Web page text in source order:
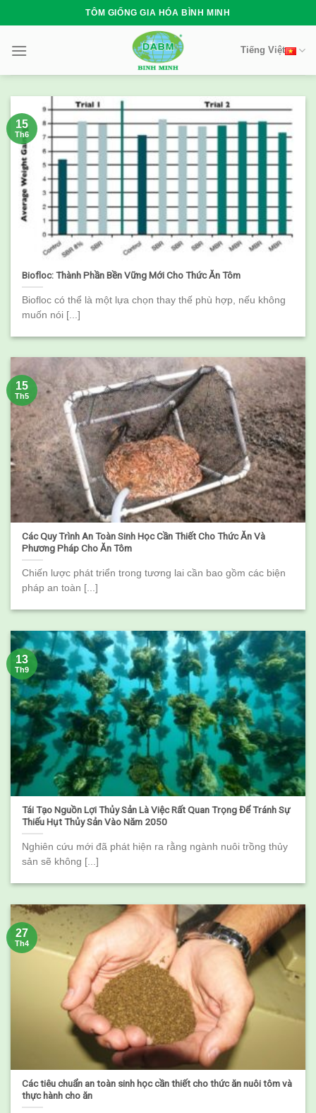
to
content
TÔM GIỐNG GIA HÓA BÌNH MINH
Tiếng Việt
Biofloc: Thành Phần Bền Vững Mới Cho Thức Ăn Tôm
Biofloc có thể là một lựa chọn thay thế phù hợp, nếu không
muốn nói [...]
15
Th6
Các Quy Trình An Toàn Sinh Học Cần Thiết Cho Thức Ăn Và
Phương Pháp Cho Ăn Tôm
Chiến lược phát triển trong tương lai cần bao gồm các biện
pháp an toàn [...]
15
Th5
Tái Tạo Nguồn Lợi Thủy Sản Là Việc Rất Quan Trọng Để Tránh Sự
Thiếu Hụt Thủy Sản Vào Năm 2050
Nghiên cứu mới đã phát hiện ra rằng ngành nuôi trồng thủy
sản sẽ không [...]
13
Th9
Các tiêu chuẩn an toàn sinh học cần thiết cho thức ăn nuôi tôm và
thực hành cho ăn
27
Th4